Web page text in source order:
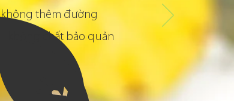
không thêm đường
​không chất bảo quản